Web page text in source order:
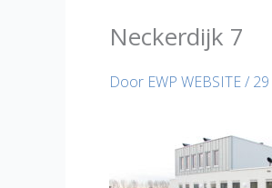
Neckerdijk 7
Door EWP WEBSITE/